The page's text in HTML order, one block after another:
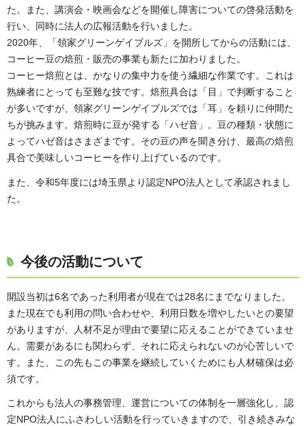
た。また、講演会・映画会などを開催し障害についての啓発活動を
行い、同時に法人の広報活動を行いました。
2020年、「領家グリーンゲイブルズ」を開所してからの活動には、
コーヒー豆の焙煎・販売の事業も新たに加わりました。
コーヒー焙煎とは、かなりの集中力を使う繊細な作業です。これは
熟練者にとっても至難な技です。焙煎具合は「目」で判断すること
が多いですが、領家グリーンゲイブルズでは「耳」を頼りに仲間た
ちが挑みます。焙煎時に豆が発する「ハゼ音」。豆の種類・状態に
よってハゼ音はさまざまです。その豆の声を聞き分け、最高の焙煎
具合で美味しいコーヒーを作り上げているのです。
また、令和5年度には埼玉県より認定NPO法人として承認されまし
た。
今後の活動について
開設当初は6名であった利用者が現在では28名にまでなりました。
また現在でも利用の問い合わせや、利用日数を増やしたいとの要望
がありますが、人材不足が理由で要望に応えることができていませ
ん。需要があるにも関わらず、それに応えられないのが心苦しいで
す。また、この先もこの事業を継続していくためにも人材確保は必
須です。
これからも法人の事務管理、運営についての体制を一層強化し、認
定NPO法人にふさわしい活動を行っていきますので、引き続きみな